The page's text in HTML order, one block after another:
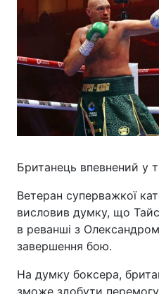
Британець впевнений у
Ветеран суперважкої
висловив думку, що
в реванші з
завершення бою.
На думку боксера,
зможе здобути